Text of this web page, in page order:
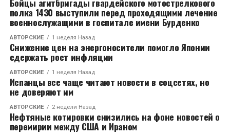
полка 1430 выступили перед проходящими лечение
военнослужащими в госпитале имени Бурденко
АВТОРСКИЕ 1 неделя Назад
Снижение цен на энергоносители помогло Японии
сдержать рост инфляции
АВТОРСКИЕ 1 неделя Назад
Испанцы все чаще читают новости в соцсетях, но
не доверяют им
АВТОРСКИЕ 2 недели Назад
Нефтяные котировки снизились на фоне новостей о
перемирии между США и Ираном